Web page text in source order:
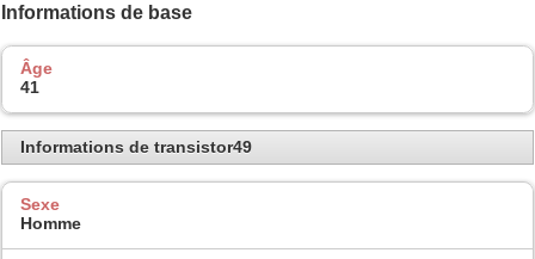
Informations de base
Âge
41
Informations de transistor49
Sexe
Homme